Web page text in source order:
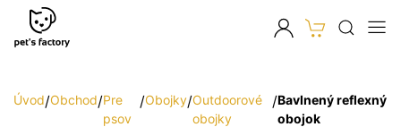
Úvod/Obchod/Pre
psov
/Obojky/Outdoorové
obojky
/Bavlnený reflexný
obojok